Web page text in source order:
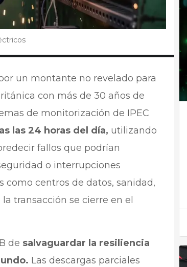
un montante no revelado para
con más de 30 años de
de monitorización de IPEC
las 24 horas del día, utilizando
fallos que podrían
o interrupciones
centros de datos, sanidad,
transacción se cierre en el
de salvaguardar la resiliencia
Las descargas parciales